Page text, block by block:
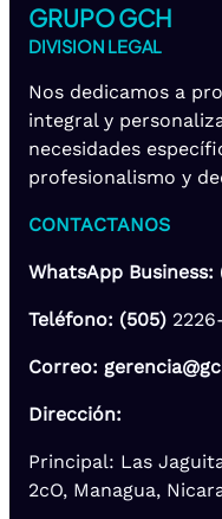
GRUPO GCH
DIVISION LEGAL
Nos dedicamos a
integral y
necesidades
profesionalismo y
CONTACTANOS
WhatsApp Business:
Teléfono: (505)
Correo:
Dirección:
Principal: Las
2cO, Managua,